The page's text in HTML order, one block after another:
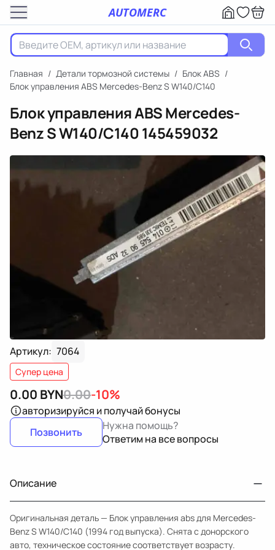
AUTOMERC
Главная / Детали тормозной системы / Блок ABS /
Блок управления ABS Mercedes-Benz S W140/C140
Блок управления ABS Mercedes-
Benz S W140/C140145459032
Артикул: 7064
Супер цена
0.00 BYN0.00-10%
авторизируйся и получай бонусы
Позвонить
Нужна помощь?
Ответим на все вопросы
Описание
Оригинальная деталь — Блок управления abs для Mercedes-
Benz S W140/C140 (1994 год выпуска). Снята с донорского
авто, техническое состояние соответствует возрасту.